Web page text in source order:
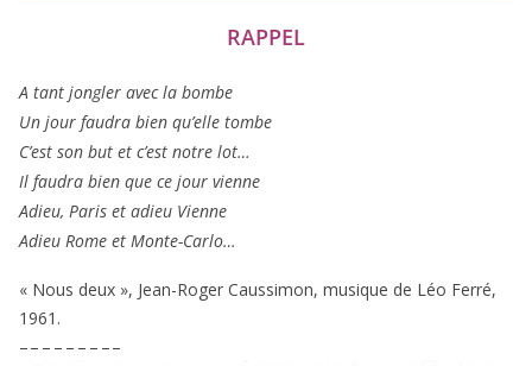
RAPPEL
A tant jon­gler avec la bombe
Un jour fau­dra bien qu’elle tombe
C’est son but et c’est notre lot…
Il fau­dra bien que ce jour vienne
Adieu, Paris et adieu Vienne
Adieu Rome et Monte-Carlo…
« Nous deux », Jean-Roger Caussimon, musique de Léo Ferré,
1961 .
– – – – – – – – –